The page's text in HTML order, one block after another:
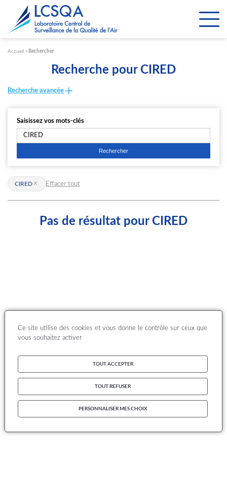
Accueil Rechercher
Recherche pour CIRED
Recherche avancée
Saisissez vos mots-clés
CIRED Effacer tout
Pas de résultat pour CIRED
Paramétrer les cookies
Ce site utilise des cookies et vous donne le contrôle sur ceux que
vous souhaitez activer
TOUT ACCEPTER
TOUT REFUSER
PERSONNALISER MES CHOIX